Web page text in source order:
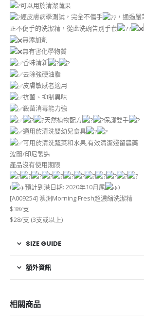
可以用於清潔蔬果
經皮膚病學測試，完全不傷手
，通過
正不傷手的洗潔精，從此洗碗告別手套
無添加劑
無有害化學物質
香味清新
去除強硬油脂
皮膚敏感者適用
抗菌、抑制異味
殺菌消毒能力強
天然植物配方
保護雙手
適用於清洗嬰幼兒食具
可用於清洗蔬菜和水果,有效清潔殘留農藥
波蘭/印尼製造
產品沒有使用期限
( 預計到港日期: 2020年10月尾
)
[A009254] 澳洲Morning Fresh超濃縮洗潔精
$38/支
$28/支 (3支或以上)
SIZE GUIDE
額外資訊
相關商品